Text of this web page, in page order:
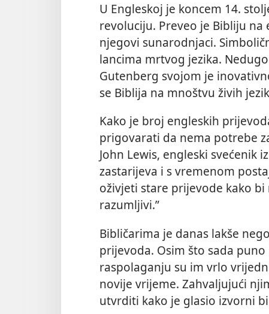
U Engleskoj je koncem 14.
revoluciju. Preveo je Bibliju
njegovi sunarodnjaci.
lancima mrtvog jezika.
Gutenberg svojom je
se Biblija na mnoštvu živih
Kako je broj engleskih
prigovarati da nema potrebe
John Lewis, engleski svećenik
zastarijeva i s vremenom
oživjeti stare prijevode kako
razumljivi.”
Bibličarima je danas lakše
prijevoda. Osim što sada
raspolaganju su im vrlo
novije vrijeme. Zahvaljujući
utvrditi kako je glasio izvorni